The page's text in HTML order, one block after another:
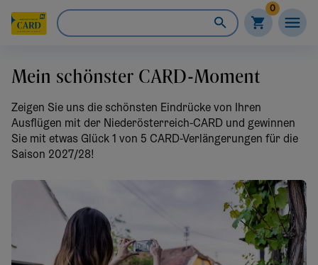
0
Mein schönster CARD-Moment
Zeigen Sie uns die schönsten Eindrücke von Ihren
Ausflügen mit der Niederösterreich-CARD und gewinnen
Sie mit etwas Glück 1 von 5 CARD-Verlängerungen für die
Saison 2027/28!